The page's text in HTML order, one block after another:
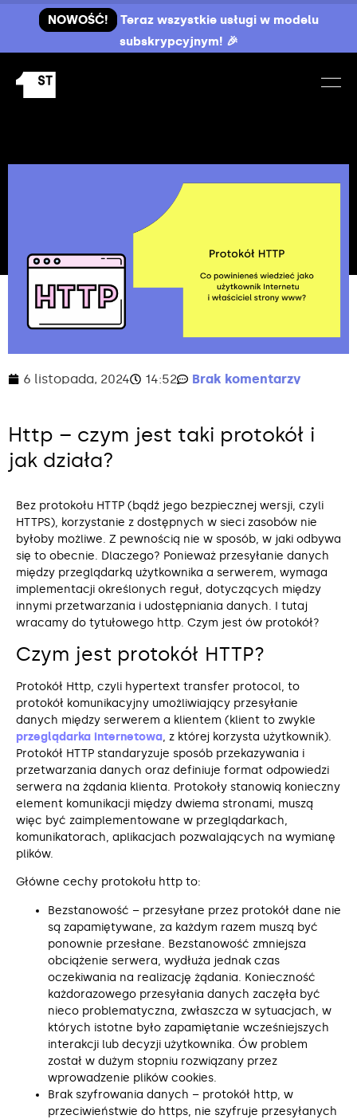
NOWOŚĆ!
Teraz wszystkie usługi w modelu
subskrypcyjnym! 🎉
6 listopada, 2024 14:52 Brak komentarzy
Http – czym jest taki protokół i
jak działa?
Bez protokołu HTTP (bądź jego bezpiecznej wersji, czyli
HTTPS), korzystanie z dostępnych w sieci zasobów nie
byłoby możliwe. Z pewnością nie w sposób, w jaki odbywa
się to obecnie. Dlaczego? Ponieważ przesyłanie danych
między przeglądarką użytkownika a serwerem, wymaga
implementacji określonych reguł, dotyczących między
innymi przetwarzania i udostępniania danych. I tutaj
wracamy do tytułowego http. Czym jest ów protokół?
Czym jest protokół HTTP?
Protokół Http, czyli hypertext transfer protocol, to
protokół komunikacyjny umożliwiający przesyłanie
danych między serwerem a klientem (klient to zwykle
przeglądarka internetowa, z której korzysta użytkownik).
Protokół HTTP standaryzuje sposób przekazywania i
przetwarzania danych oraz definiuje format odpowiedzi
serwera na żądania klienta. Protokoły stanowią konieczny
element komunikacji między dwiema stronami, muszą
więc być zaimplementowane w przeglądarkach,
komunikatorach, aplikacjach pozwalających na wymianę
plików.
Główne cechy protokołu http to:
Bezstanowość – przesyłane przez protokół dane nie
są zapamiętywane, za każdym razem muszą być
ponownie przesłane. Bezstanowość zmniejsza
obciążenie serwera, wydłuża jednak czas
oczekiwania na realizację żądania. Konieczność
każdorazowego przesyłania danych zaczęła być
nieco problematyczna, zwłaszcza w sytuacjach, w
których istotne było zapamiętanie wcześniejszych
interakcji lub decyzji użytkownika. Ów problem
został w dużym stopniu rozwiązany przez
wprowadzenie plików cookies.
Brak szyfrowania danych – protokół http, w
przeciwieństwie do https, nie szyfruje przesyłanych